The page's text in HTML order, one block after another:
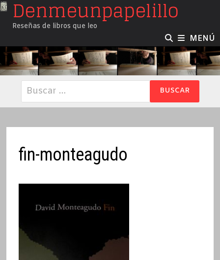
SaltarDenmeunpapelillo
Reseñas de libros que leo
MENÚ
Buscar:
fin-monteagudo